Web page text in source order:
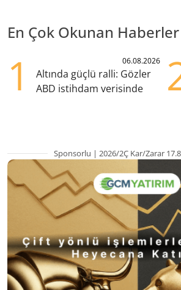
En Çok Okunan Haberler
1 06.08.2026
Altında güçlü ralli: Gözler
ABD istihdam verisinde
Sponsorlu | 2026/2Ç Kar/Zarar